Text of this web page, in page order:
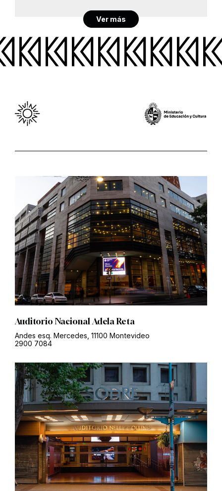
Ver más
Auditorio Nacional Adela Reta
Andes esq. Mercedes, 11100 Montevideo
2900 7084